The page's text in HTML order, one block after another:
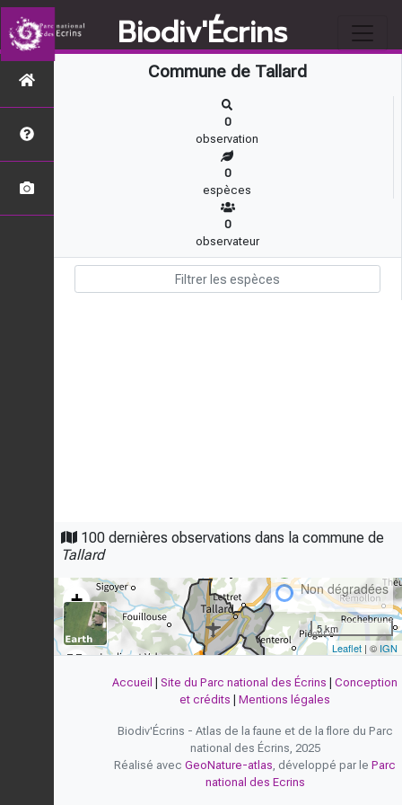
Biodiv'Écrins
Commune de Tallard
0
observation
0
espèces
0
observateur
100 dernières observations dans la commune de
Tallard
+
Non dégradées
5 km
Leaflet | © IGN
Accueil Site du Parc national des Écrins
Conception
et crédits
Mentions légales
Biodiv'Écrins - Atlas de la faune et de la flore du Parc
national des Écrins, 2025
Réalisé avec GeoNature-atlas, développé par le Parc
national des Ecrins